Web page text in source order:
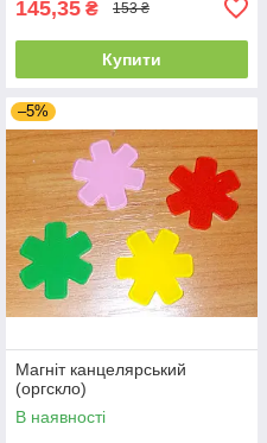
145,35 ₴ 153 ₴
Купити
–5%
Магніт канцелярський
(оргскло)
В наявності